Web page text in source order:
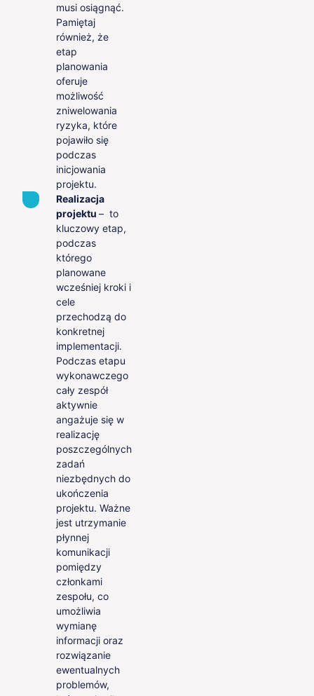
musi osiągnąć.
Pamiętaj
również, że
etap
planowania
oferuje
możliwość
zniwelowania
ryzyka, które
pojawiło się
podczas
inicjowania
projektu.
Realizacja
projektu – to
kluczowy etap,
podczas
którego
planowane
wcześniej kroki i
cele
przechodzą do
konkretnej
implementacji.
Podczas etapu
wykonawczego
cały zespół
aktywnie
angażuje się w
realizację
poszczególnych
zadań
niezbędnych do
ukończenia
projektu. Ważne
jest utrzymanie
płynnej
komunikacji
pomiędzy
członkami
zespołu, co
umożliwia
wymianę
informacji oraz
rozwiązanie
ewentualnych
problemów,